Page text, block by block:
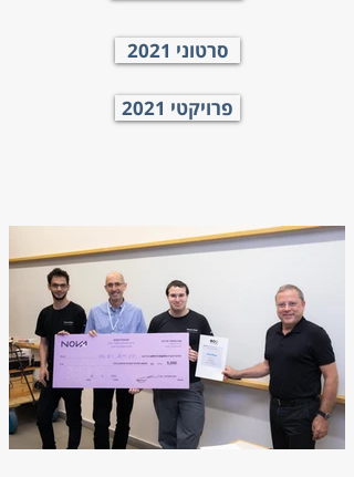
סרטוני 2021
פרויקטי 2021